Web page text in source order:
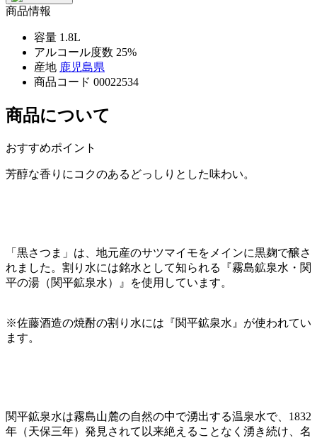
商品情報
容量 1.8L
アルコール度数 25%
産地 鹿児島県
商品コード 00022534
商品について
おすすめポイント
芳醇な香りにコクのあるどっしりとした味わい。
「黒さつま」は、地元産のサツマイモをメインに黒麹で醸さ
れました。割り水には銘水として知られる『霧島鉱泉水・関
平の湯（関平鉱泉水）』を使用しています。
※佐藤酒造の焼酎の割り水には『関平鉱泉水』が使われてい
ます。
関平鉱泉水は霧島山麓の自然の中で湧出する温泉水で、1832
年（天保三年）発見されて以来絶えることなく湧き続け、名